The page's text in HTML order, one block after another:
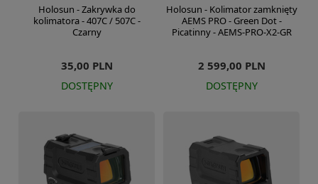
Holosun - Zakrywka do
kolimatora - 407C / 507C -
Czarny
35,00 PLN
DOSTĘPNY
Holosun - Kolimator zamknięty
AEMS PRO - Green Dot -
Picatinny - AEMS-PRO-X2-GR
2 599,00 PLN
DOSTĘPNY